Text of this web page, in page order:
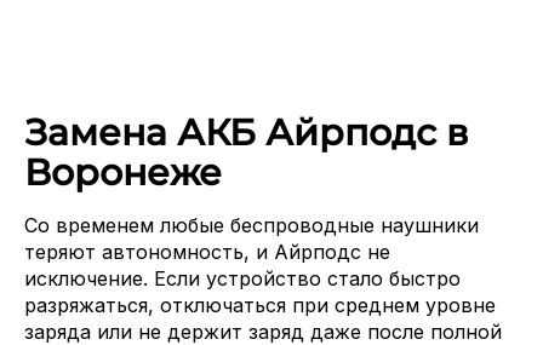
Замена АКБ Айрподс в
Воронеже
Со временем любые беспроводные наушники
теряют автономность, и Айрподс не
исключение. Если устройство стало быстро
разряжаться, отключаться при среднем уровне
заряда или не держит заряд даже после полной